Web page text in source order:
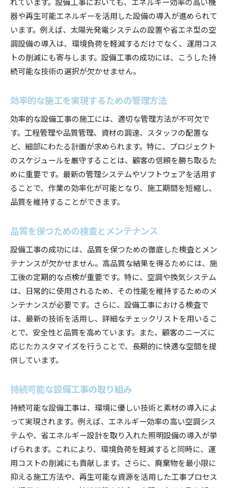
器や再生可能エネルギーを活用した設備の導入が進められて
います。例えば、太陽光発電システムの設置や省エネ型の空
調設備の導入は、環境負荷を軽減するだけでなく、運用コス
トの削減にも寄与します。設備工事の成功には、こうした持
続可能な技術の選択が欠かせません。
効率的な施工を実現するための管理方法
効率的な設備工事の施工には、適切な管理方法が不可欠で
す。工程管理や品質管理、資材の調達、スタッフの配置な
ど、細部にわたる計画が求められます。特に、プロジェクト
のスケジュールを厳守することは、顧客の信頼を勝ち取るた
めに重要です。最新の管理システムやソフトウェアを活用す
ることで、作業の効率化が可能となり、施工期間を短縮し、
品質を維持することができます。
品質を保つための検査とメンテナンス
設備工事の成功には、品質を保つための徹底した検査とメン
テナンスが欠かせません。高品質な結果を得るためには、施
工後の定期的な点検が重要です。特に、空調や換気システム
は、日常的に使用されるため、その性能を維持するためのメ
ンテナンスが必要です。さらに、設備工事における検査で
は、最新の技術を活用し、詳細なチェックリストを用いるこ
とで、安全性と品質を高めています。また、顧客のニーズに
応じたカスタマイズを行うことで、長期的に快適な空間を提
供しています。
持続可能な設備工事の取り組み
持続可能な設備工事は、環境に優しい技術と素材の導入によ
って実現されます。例えば、エネルギー効率の高い空調シス
テムや、省エネルギー設計を取り入れた照明設備の導入が挙
げられます。これにより、環境負荷を軽減すると同時に、運
用コストの削減にも貢献します。さらに、廃棄物を最小限に
抑える施工方法や、再生可能な資源を活用した工事プロセス